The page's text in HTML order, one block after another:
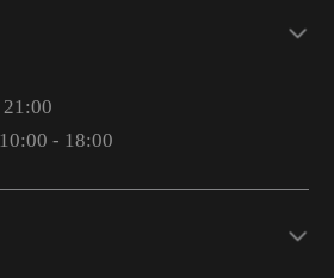
- 18:00